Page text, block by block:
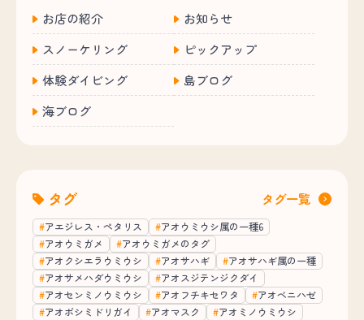
お店の紹介
お知らせ
スノーケリング
ピックアップ
体験ダイビング
島ブログ
海ブログ
タグ タグ一覧
アエジレス・ペタリス
アオウミウシ属の一種6
アオウミガメ
アオウミガメのタグ
アオクシエラウミウシ
アオサハギ
アオサハギ属の一種
アオサメハダウミウシ
アオスジテンジクダイ
アオセンミノウミウシ
アオフチキセワタ
アオベニハゼ
アオボシミドリガイ
アオマスク
アオミノウミウシ